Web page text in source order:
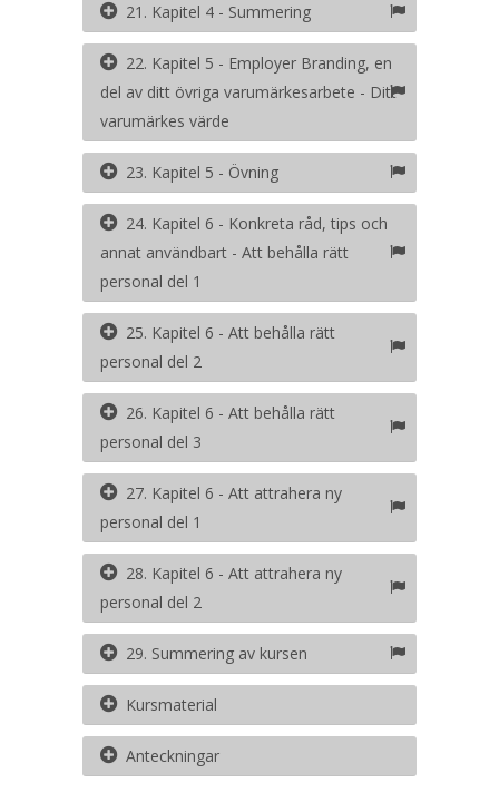
21. Kapitel 4 - Summering
22. Kapitel 5 - Employer Branding, en
del av ditt övriga varumärkesarbete - Ditt
varumärkes värde
23. Kapitel 5 - Övning
24. Kapitel 6 - Konkreta råd, tips och
annat användbart - Att behålla rätt
personal del 1
25. Kapitel 6 - Att behålla rätt
personal del 2
26. Kapitel 6 - Att behålla rätt
personal del 3
27. Kapitel 6 - Att attrahera ny
personal del 1
28. Kapitel 6 - Att attrahera ny
personal del 2
29. Summering av kursen
Kursmaterial
Anteckningar